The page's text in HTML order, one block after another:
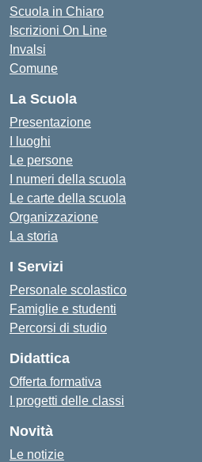
Scuola in Chiaro
Iscrizioni On Line
Invalsi
Comune
La Scuola
Presentazione
I luoghi
Le persone
I numeri della scuola
Le carte della scuola
Organizzazione
La storia
I Servizi
Personale scolastico
Famiglie e studenti
Percorsi di studio
Didattica
Offerta formativa
I progetti delle classi
Novità
Le notizie